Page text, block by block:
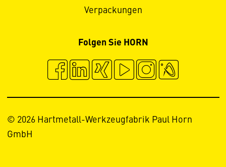
Verpackungen
Folgen Sie HORN
© 2026 Hartmetall-Werkzeugfabrik Paul Horn
GmbH